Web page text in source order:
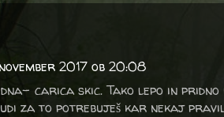
2017 ob 20:08
carica skic. Tako lepo in
za to potrebuješ kar nekaj